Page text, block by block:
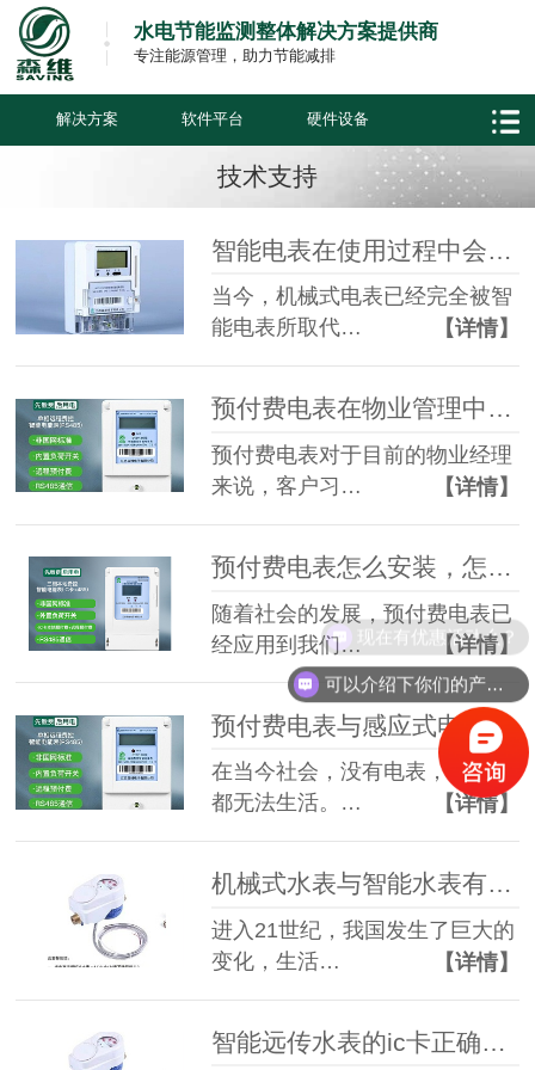
水电节能监测整体解决方案提供商
专注能源管理，助力节能减排
解决方案 软件平台 硬件设备
技术支持
智能电表在使用过程中会遇到那些故障，要怎么解决？
当今，机械式电表已经完全被智
能电表所取代…
【详情】
预付费电表在物业管理中解决了哪些难点呢？
预付费电表对于目前的物业经理
来说，客户习…
【详情】
预付费电表怎么安装，怎么使用？
随着社会的发展，预付费电表已
经应用到我们…
【详情】
预付费电表与感应式电表相比有哪三大优势？
在当今社会，没有电表，每个人
都无法生活。…
【详情】
机械式水表与智能水表有那三大区别？
进入21世纪，我国发生了巨大的
变化，生活…
【详情】
智能远传水表的ic卡正确使用方法
可以介绍下你们的产品么？
现在有优惠活动么？